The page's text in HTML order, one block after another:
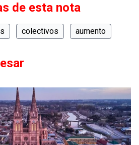
de esta nota
colectivos aumento